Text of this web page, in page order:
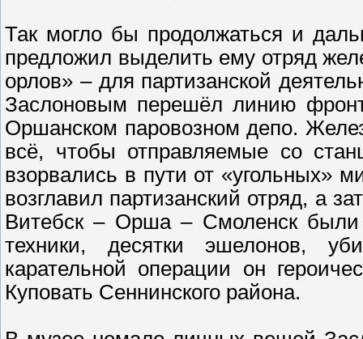
Так могло бы продолжаться и
предложил выделить ему отряд
орлов» – для партизанской
Заслоновым перешёл линию
Оршанском паровозном депо.
всё, чтобы отправляемые со
взорвались в пути от «угольных»
возглавил партизанский отряд, а
Витебск – Орша – Смоленск
техники, десятки эшелонов,
карательной операции он
Куповать Сеннинского района.